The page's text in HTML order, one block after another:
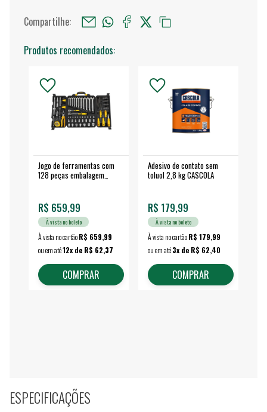
Compartilhe:
Produtos recomendados:
Jogo de ferramentas com
128 peças embalagem
R$ 659,99
À vista no boleto
À vista no cartãoR$ 659,99
ou em até12x de R$ 62,37
COMPRAR
Adesivo de contato sem
toluol 2,8 kg CASCOLA
R$ 179,99
À vista no boleto
À vista no cartãoR$ 179,99
ou em até3x de R$ 62,40
COMPRAR
ESPECIFICAÇÕES